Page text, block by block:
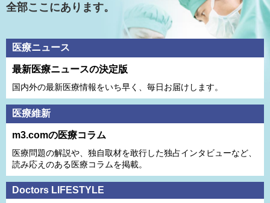
全部ここにあります。
医療ニュース
最新医療ニュースの決定版
国内外の最新医療情報をいち早く、毎日お届けします。
医療維新
m3.comの医療コラム
医療問題の解説や、独⾃取材を敢⾏した独占インタビューなど、
読み応えのある医療コラムを掲載。
Doctors LIFESTYLE